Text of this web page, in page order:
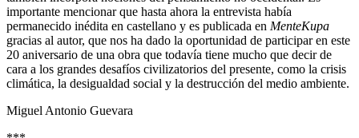
importante mencionar que hasta ahora la entrevista había
permanecido inédita en castellano y es publicada en MenteKupa
gracias al autor, que nos ha dado la oportunidad de participar en este
20 aniversario de una obra que todavía tiene mucho que decir de
cara a los grandes desafíos civilizatorios del presente, como la crisis
climática, la desigualdad social y la destrucción del medio ambiente.
Miguel Antonio Guevara